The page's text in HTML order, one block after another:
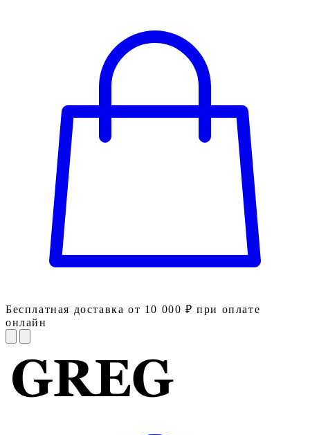
Бесплатная доставка от 10 000 ₽ при оплате
онлайн